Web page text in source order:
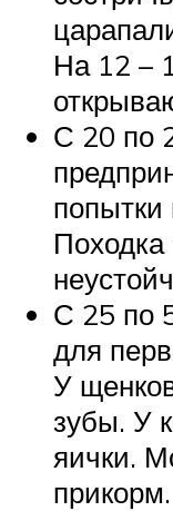
На 12 –
С 20 по
попытки
Походка
С 25 по
для
У
зубы. У
яички.
прикорм.